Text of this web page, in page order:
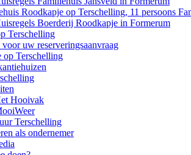
Roodkapje op Terschelling, 11 persoons
Boerderij Roodkapje in Formerum
Terschelling
uw reserveringsaanvraag
op Terschelling
Hooivak
Terschelling
als ondernemer